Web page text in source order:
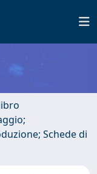
Schede di